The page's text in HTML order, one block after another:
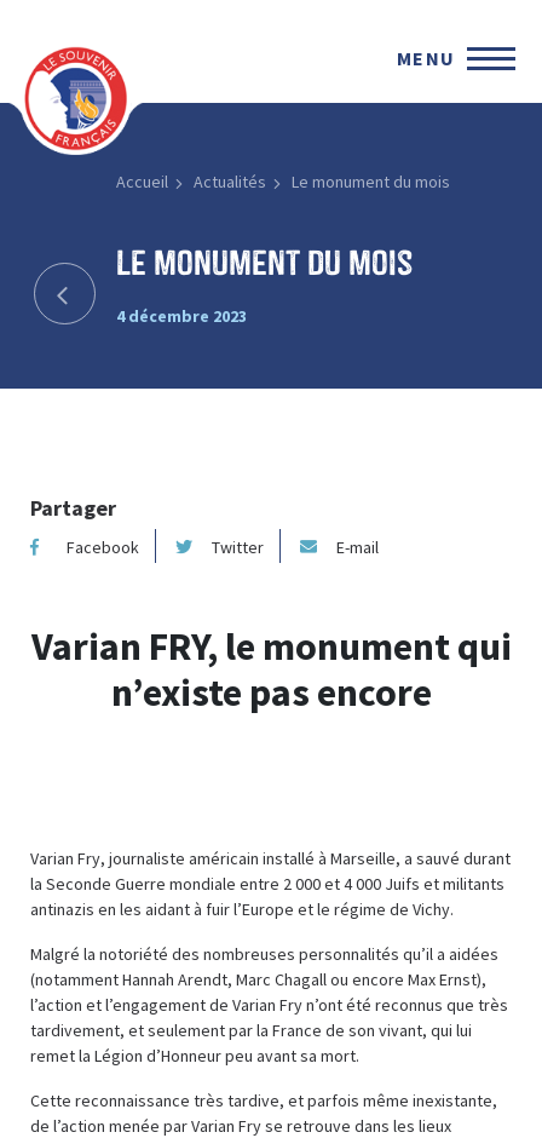
MENU
Accueil Actualités Le monument du mois
Le monument du mois
4 décembre 2023
Partager
Facebook Twitter E-mail
Varian FRY, le monument qui
n’existe pas encore
Varian Fry, journaliste américain installé à Marseille, a sauvé durant
la Seconde Guerre mondiale entre 2 000 et 4 000 Juifs et militants
antinazis en les aidant à fuir l’Europe et le régime de Vichy.
Malgré la notoriété des nombreuses personnalités qu’il a aidées
(notamment Hannah Arendt, Marc Chagall ou encore Max Ernst),
l’action et l’engagement de Varian Fry n’ont été reconnus que très
tardivement, et seulement par la France de son vivant, qui lui
remet la Légion d’Honneur peu avant sa mort.
Cette reconnaissance très tardive, et parfois même inexistante,
de l’action menée par Varian Fry se retrouve dans les lieux